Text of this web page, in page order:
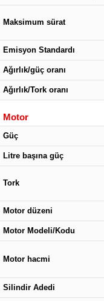
Maksimum sürat
Emisyon Standardı
Ağırlık/güç oranı
Ağırlık/Tork oranı
Motor
Güç
Litre başına güç
Tork
Motor düzeni
Motor Modeli/Kodu
Motor hacmi
Silindir Adedi